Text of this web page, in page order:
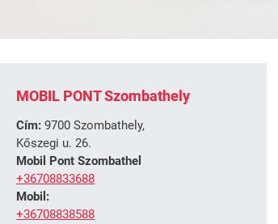
MOBIL PONT Szombathely
Cím: 9700 Szombathely,
Kőszegi u. 26.
Mobil Pont Szombathel
+36708833688
Mobil:
+36708838588